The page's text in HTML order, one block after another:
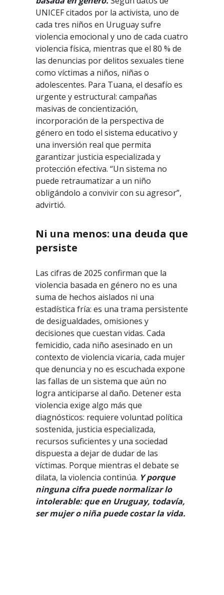
UNICEF citados por la activista, uno de
cada tres niños en Uruguay sufre
violencia emocional y uno de cada cuatro
violencia física, mientras que el 80 % de
las denuncias por delitos sexuales tiene
como víctimas a niños, niñas o
adolescentes. Para Tuana, el desafío es
urgente y estructural: campañas
masivas de concientización,
incorporación de la perspectiva de
género en todo el sistema educativo y
una inversión real que permita
garantizar justicia especializada y
protección efectiva. “Un sistema no
puede retraumatizar a un niño
obligándolo a convivir con su agresor”,
advirtió.
Ni una menos: una deuda que
persiste
Las cifras de 2025 confirman que la
violencia basada en género no es una
suma de hechos aislados ni una
estadística fría: es una trama persistente
de desigualdades, omisiones y
decisiones que cuestan vidas. Cada
femicidio, cada niño asesinado en un
contexto de violencia vicaria, cada mujer
que denuncia y no es escuchada expone
las fallas de un sistema que aún no
logra anticiparse al daño. Detener esta
violencia exige algo más que
diagnósticos: requiere voluntad política
sostenida, justicia especializada,
recursos suficientes y una sociedad
dispuesta a dejar de dudar de las
víctimas. Porque mientras el debate se
dilata, la violencia continúa. Y porque
ninguna cifra puede normalizar lo
intolerable: que en Uruguay, todavía,
ser mujer o niña puede costar la vida.